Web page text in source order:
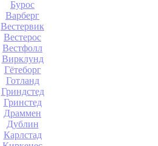
Бурос
Варберг
Вестервик
Вестерос
Вестфолл
Вирклунд
Гётеборг
Готланд
Гриндстед
Гринстед
Драммен
Дублин
Карлстад